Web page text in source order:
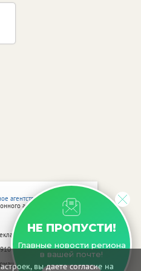
вы даете согласие на
НЕ ПРОПУСТИ!
Главные новости региона
в вашей почте!
vRossii.ru
агентства vRossii.ru
910-267-70-40,
не предназначенную